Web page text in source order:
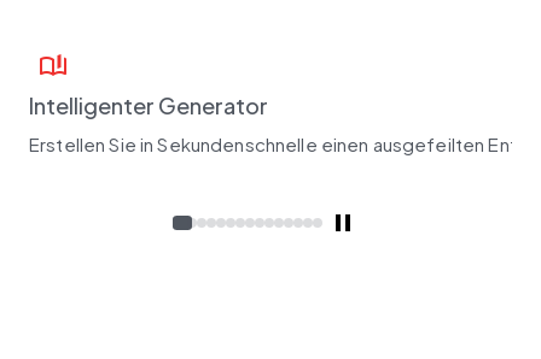
book_ribbon
Intelligenter Generator
Erstellen Sie in Sekundenschnelle einen ausgefeilten